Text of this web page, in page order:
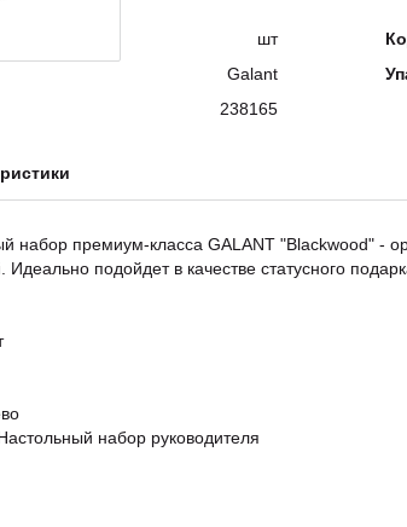
шт
Galant
238165
набор премиум-класса GALANT "Blackwood" -
подойдет в качестве статусного
набор руководителя